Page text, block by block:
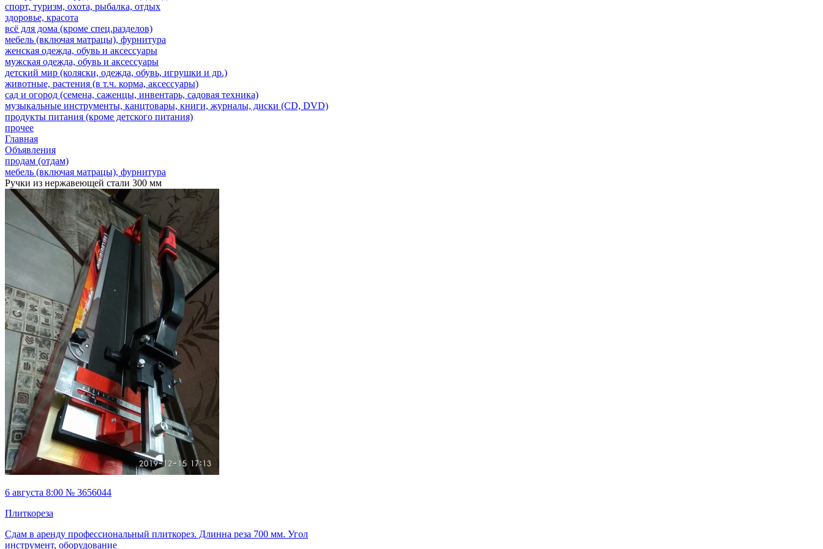
спорт, туризм, охота, рыбалка, отдых
здоровье, красота
всё для дома (кроме спец.разделов)
мебель (включая матрацы), фурнитура
женская одежда, обувь и аксессуары
мужская одежда, обувь и аксессуары
детский мир (коляски, одежда, обувь, игрушки и др.)
животные, растения (в т.ч. корма, аксессуары)
сад и огород (семена, саженцы, инвентарь, садовая техника)
музыкальные инструменты, канцтовары, книги, журналы, диски (CD, DVD)
продукты питания (кроме детского питания)
прочее
Главная
Объявления
продам (отдам)
мебель (включая матрацы), фурнитура
Ручки из нержавеющей стали 300 мм
6 августа 8:00 № 3656044
Плиткореза
Сдам в аренду профессиональный плиткорез. Длинна реза 700 мм. Угол
инструмент, оборудование